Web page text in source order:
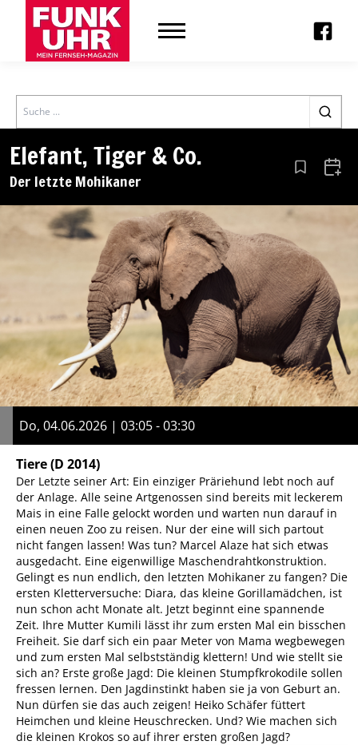
Search
Elefant, Tiger & Co.
Der letzte Mohikaner Aus den
Do, 04.06.2026 | 03:05 - 03:30
Tiere(D 2014)
Der Letzte seiner Art: Ein einziger Präriehund lebt noch auf
der Anlage. Alle seine Artgenossen sind bereits mit leckerem
Mais in eine Falle gelockt worden und warten nun darauf in
einen neuen Zoo zu reisen. Nur der eine will sich partout
nicht fangen lassen! Was tun? Marcel Alaze hat sich etwas
ausgedacht. Eine eigenwillige Maschendrahtkonstruktion.
Gelingt es nun endlich, den letzten Mohikaner zu fangen? Die
ersten Kletterversuche: Diara, das kleine Gorillamädchen, ist
nun schon acht Monate alt. Jetzt beginnt eine spannende
Zeit. Ihre Mutter Kumili lässt ihr zum ersten Mal ein bisschen
Freiheit. Sie darf sich ein paar Meter von Mama wegbewegen
und zum ersten Mal selbstständig klettern! Und wie stellt sie
sich an? Erste große Jagd: Die kleinen Stumpfkrokodile sollen
fressen lernen. Den Jagdinstinkt haben sie ja von Geburt an.
Nun dürfen sie das auch zeigen! Heiko Schäfer füttert
Heimchen und kleine Heuschrecken. Und? Wie machen sich
die kleinen Krokos so auf ihrer ersten großen Jagd?